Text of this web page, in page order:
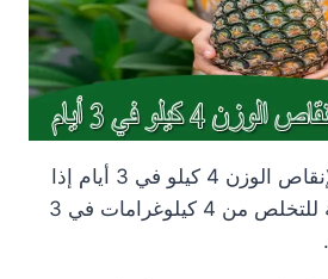
نظام رجيم الأناناس لإنقاص الوزن 4 كيلو في 3 أيام إذا
كنت تبحث عن طريقة للتخلص من 4 كيلوغرامات في 3